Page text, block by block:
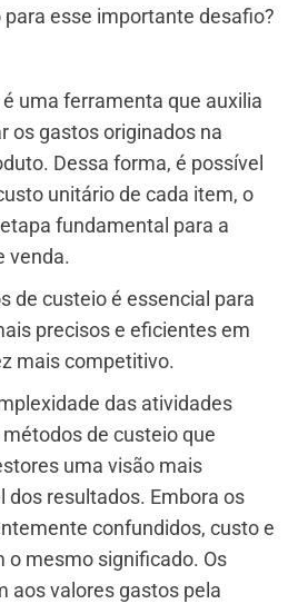
esse importante desafio?
uma ferramenta que auxilia
os gastos originados na
Dessa forma, é possível
unitário de cada item, o
fundamental para a
venda.
de custeio é essencial para
precisos e eficientes em
mais competitivo.
das atividades
de custeio que
uma visão mais
dos resultados. Embora os
confundidos, custo e
o mesmo significado. Os
aos valores gastos pela